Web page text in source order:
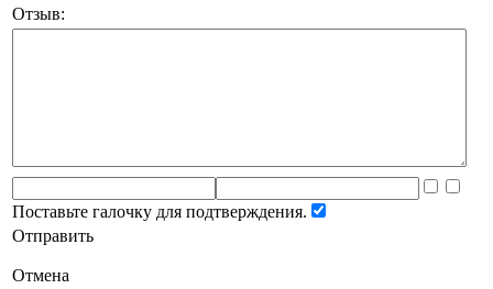
Отзыв:
Поставьте галочку для подтверждения.
Отправить
Отмена